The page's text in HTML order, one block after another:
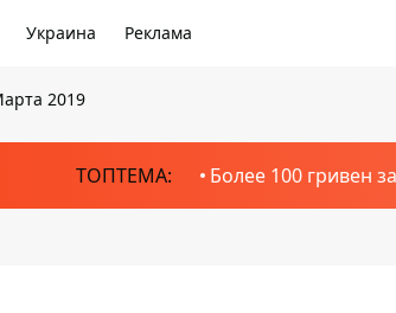
Украина Реклама
2019
ТОПТЕМА: Более 100 гривен